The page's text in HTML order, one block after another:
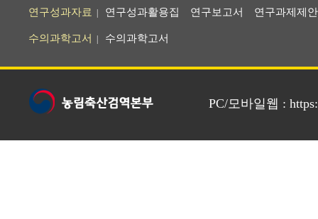
연구성과자료 연구성과활용집 연구보고서 연구과제제
수의과학고서 수의과학고서
PC/모바일웹 :